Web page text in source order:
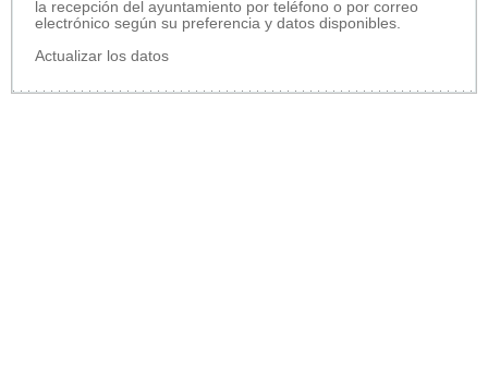
la recepción del ayuntamiento por teléfono o por correo
electrónico según su preferencia y datos disponibles.
Actualizar los datos